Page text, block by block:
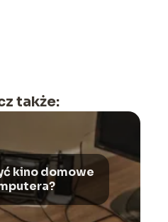
także:
kino domowe